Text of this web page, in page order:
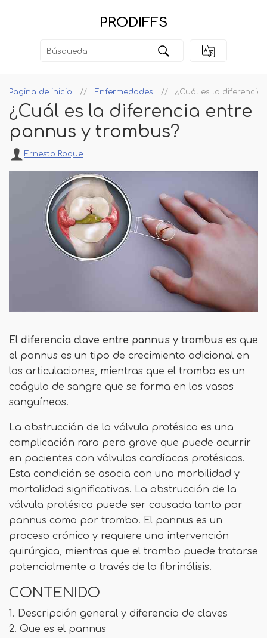
PRODIFFS
Pagina de inicio Enfermedades ¿Cuál es la diferencia
¿Cuál es la diferencia entre
pannus y trombus?
Ernesto Roque
El diferencia clave entre pannus y trombus es que
el pannus es un tipo de crecimiento adicional en
las articulaciones, mientras que el trombo es un
coágulo de sangre que se forma en los vasos
sanguíneos.
La obstrucción de la válvula protésica es una
complicación rara pero grave que puede ocurrir
en pacientes con válvulas cardíacas protésicas.
Esta condición se asocia con una morbilidad y
mortalidad significativas. La obstrucción de la
válvula protésica puede ser causada tanto por
pannus como por trombo. El pannus es un
proceso crónico y requiere una intervención
quirúrgica, mientras que el trombo puede tratarse
potencialmente a través de la fibrinólisis.
CONTENIDO
1. Descripción general y diferencia de claves
2. Que es el pannus